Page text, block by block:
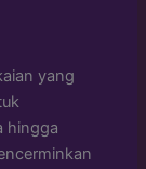
yang
hingga